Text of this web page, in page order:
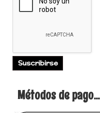
Métodos de pago...